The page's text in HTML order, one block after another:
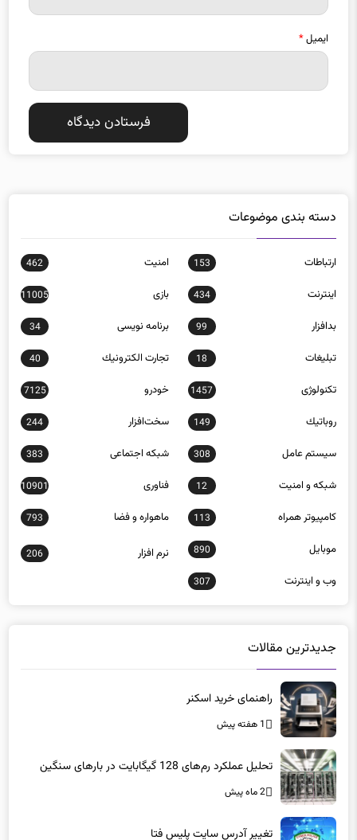
ایمیل*
دسته بندی موضوعات
ارتباطات 153 امنيت 462
اينترنت 434 بازی 11005
بدافزار 99 برنامه نويسی 34
تبلیغات 18 تجارت الكترونيك 40
تکنولوژی 1457 خودرو 7125
روباتيك 149 سخت‌افزار 244
سيستم عامل 308 شبكه اجتماعی 383
شبكه و امنيت 12 فناوری 10901
كامپيوتر همراه 113 ماهواره و فضا 793
موبايل 890 نرم افزار 206
وب و اينترنت 307
جدیدترین مقالات
راهنمای خرید اسکنر
1 هفته پیش
تحلیل عملکرد رم‌های 128 گیگابایت در بارهای سنگین
2 ماه پیش
تغییر آدرس سایت پلیس فتا